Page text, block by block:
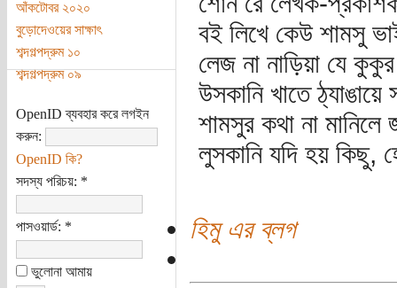
আঁকটোবর ২০২০
বুড়োদেওয়ের সাক্ষাৎ
শব্দগল্পদ্রুম ১০
শব্দগল্পদ্রুম ০৯
OpenID ব্যবহার করে লগইন
করুন:
OpenID কি?
সদস্য পরিচয়: *
পাসওয়ার্ড: *
ভুলোনা আমায়
বই লিখে কেউ শামসু
লেজ না নাড়িয়া যে
উসকানি খাতে
শামসুর কথা না মানিলে
লুসকানি যদি হয় কিছু,
হিমু এর ব্লগ